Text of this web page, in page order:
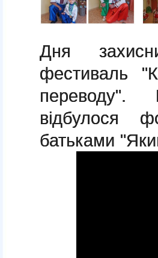
Дня
фестиваль
переводу".
відбулося
батьками